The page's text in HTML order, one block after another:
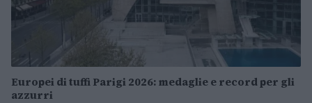
Europei di tuffi Parigi 2026: medaglie e record per gli
azzurri